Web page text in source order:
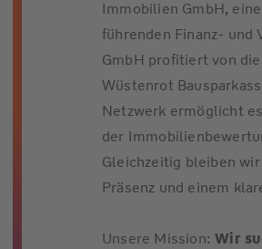
Immobilien GmbH,
führenden Finanz- und
GmbH profitiert von
Wüstenrot
Netzwerk ermöglicht
der
Gleichzeitig bleiben
Präsenz und einem
Unsere Mission:Wir